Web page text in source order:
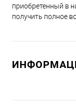
приобретенный в
получить полное